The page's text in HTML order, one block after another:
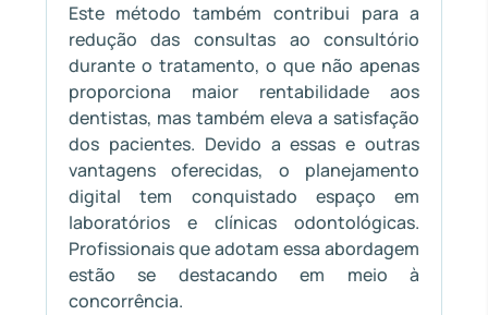
Este método também contribui para a
redução das consultas ao consultório
durante o tratamento, o que não apenas
proporciona maior rentabilidade aos
dentistas, mas também eleva a satisfação
dos pacientes. Devido a essas e outras
vantagens oferecidas, o planejamento
digital tem conquistado espaço em
laboratórios e clínicas odontológicas.
Profissionais que adotam essa abordagem
estão se destacando em meio à
concorrência.